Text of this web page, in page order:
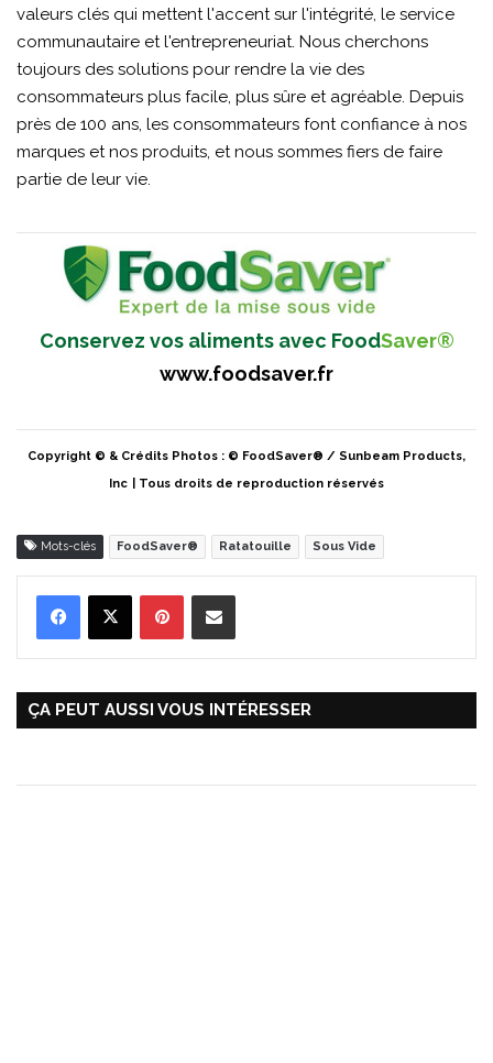
valeurs clés qui mettent l'accent sur l'intégrité, le service
communautaire et l'entrepreneuriat. Nous cherchons
toujours des solutions pour rendre la vie des
consommateurs plus facile, plus sûre et agréable. Depuis
près de 100 ans, les consommateurs font confiance à nos
marques et nos produits, et nous sommes fiers de faire
partie de leur vie.
Conservez vos aliments avec FoodSaver®
www.foodsaver.fr
Copyright © & Crédits Photos : © FoodSaver® / Sunbeam Products,
Inc
| Tous droits de reproduction réservés
Mots-clés FoodSaver® Ratatouille Sous Vide
ÇA PEUT AUSSI VOUS INTÉRESSER